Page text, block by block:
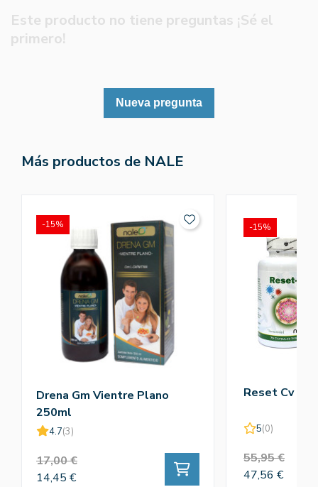
Este producto no tiene preguntas ¡Sé el
primero!
Nueva pregunta
Más productos de NALE
Drena Gm Vientre Plano
250ml
4.7(3)
17,00 €
14,45 €
-15%
Reset Cv
5(0)
55,95 €
47,56 €
-15%